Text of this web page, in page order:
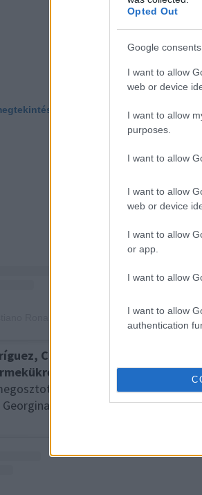
Opted Out
Google consents
I want to allow
web or device
I want to allow
purposes.
I want to allow
I want to allow
web or device
I want to allow
or app.
I want to allow
I want to allow
authentication
az Instagramon
Ronaldo (@cristiano) által megosztott
Cristiano Ronaldo párja az
Ráadásul a kislány
a piciről: az első képen
Georgina emlékeztetett a kislány